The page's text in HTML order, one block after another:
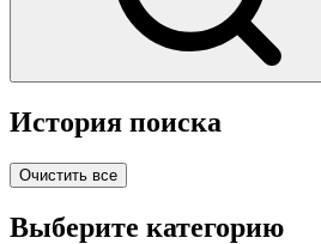
История поиска
Очистить все
Выберите категорию